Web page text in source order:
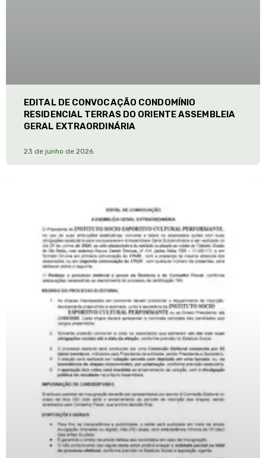
EDITAL DE CONVOCAÇÃO CONDOMÍNIO
RESIDENCIAL TERRAS DO ORIENTE ASSEMBLEIA
GERAL EXTRAORDINÁRIA
23 de junho de 2026